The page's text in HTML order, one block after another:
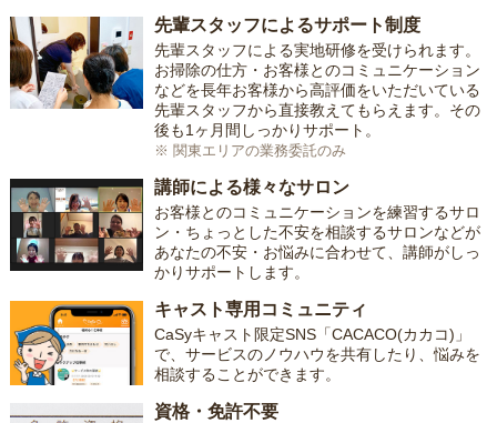
先輩スタッフによるサポート制度
先輩スタッフによる実地研修を受けられます。
お掃除の仕方・お客様とのコミュニケーション
などを長年お客様から高評価をいただいている
先輩スタッフから直接教えてもらえます。その
後も1ヶ月間しっかりサポート。
※ 関東エリアの業務委託のみ
講師による様々なサロン
お客様とのコミュニケーションを練習するサロ
ン・ちょっとした不安を相談するサロンなどが
あなたの不安・お悩みに合わせて、講師がしっ
かりサポートします。
キャスト専用コミュニティ
CaSyキャスト限定SNS「CACACO(カカコ)」
で、サービスのノウハウを共有したり、悩みを
相談することができます。
資格・免許不要